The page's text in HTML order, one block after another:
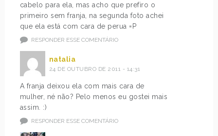
cabelo para ela, mas acho que prefiro o
primeiro sem franja, na segunda foto achei
que ela está com cara de perua =P
RESPONDER ESSE COMENTÁRIO
natalia
24 DE OUTUBRO DE 2011 - 14:31
A franja deixou ela com mais cara de
mulher, né não? Pelo menos eu gostei mais
assim. :)
RESPONDER ESSE COMENTÁRIO